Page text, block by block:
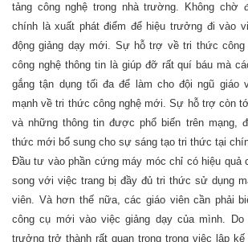
tảng công nghệ trong nhà trường. Không chờ
chính là xuất phát điểm để hiệu trưởng đi vào
động giảng dạy mới. Sự hỗ trợ về tri thức
công nghệ thông tin là giúp đỡ rất quí báu mà
gắng tận dụng tối đa để làm cho đội ngũ giáo
mạnh về tri thức công nghệ mới. Sự hỗ trợ còn
và những thông tin được phổ biến trên mạng,
thức mới bổ sung cho sự sáng tạo tri thức tại
Đầu tư vào phần cứng máy móc chỉ có hiệu quả
song với việc trang bị đầy đủ tri thức sử dụng
viên. Và hơn thế nữa, các giáo viên cần phải
công cụ mới vào việc giảng dạy của mình.
trưởng trở thành rất quan trọng trong việc lập